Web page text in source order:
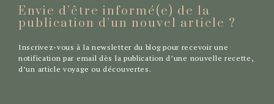
Envie d’être informé(e) de la
publication d’un nouvel article ?
Inscrivez-vous à la newsletter du blog pour recevoir une
notification par email dès la publication d’une nouvelle recette,
d’un article voyage ou découvertes.